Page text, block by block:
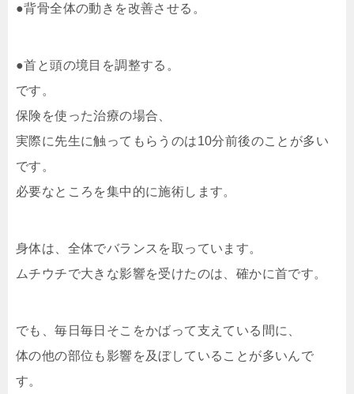
●背骨全体の動きを改善させる。
●首と頭の境目を調整する。
です。
保険を使った治療の場合、
実際に先生に触ってもらうのは10分前後のことが多い
です。
必要なところを集中的に施術します。
身体は、全体でバランスを取っています。
ムチウチで大きな影響を受けたのは、確かに首です。
でも、毎日毎日そこをかばって支えている間に、
体の他の部位も影響を及ぼしていることが多いんで
す。